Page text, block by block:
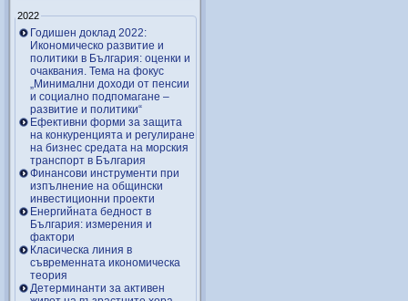
2022
Годишен доклад 2022:
Икономическо развитие и
политики в България: оценки и
очаквания. Тема на фокус
„Минимални доходи от пенсии
и социално подпомагане –
развитие и политики“
Ефективни форми за защита
на конкуренцията и регулиране
на бизнес средата на морския
транспорт в България
Финансови инструменти при
изпълнение на общински
инвестиционни проекти
Енергийната бедност в
България: измерения и
фактори
Класическа линия в
съвременната икономическа
теория
Детерминанти за активен